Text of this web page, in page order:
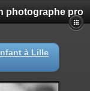
photographe pro
à Lille